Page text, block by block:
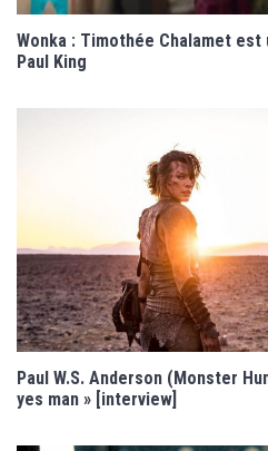
Wonka : Timothée Chalamet
Paul King
Paul W.S. Anderson (Monster
yes man » [interview]